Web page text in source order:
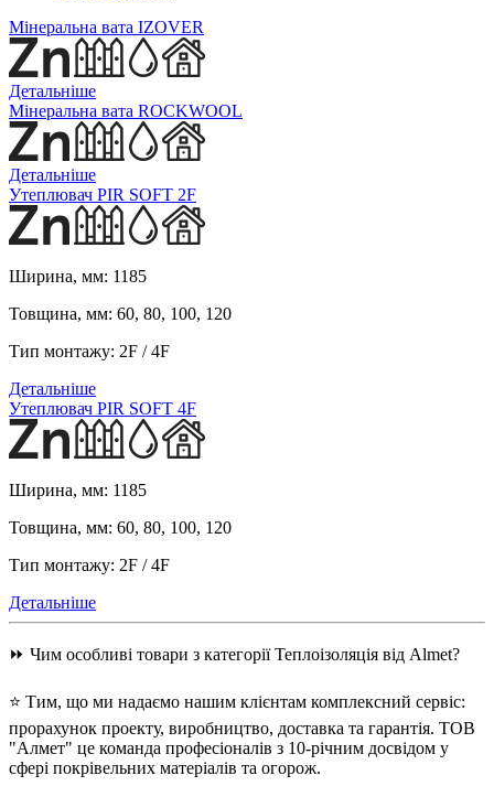
Мінеральна вата IZOVER
Детальніше
Мінеральна вата ROCKWOOL
Детальніше
Утеплювач PIR SOFT 2F
Ширина, мм: 1185
Товщина, мм: 60, 80, 100, 120
Тип монтажу: 2F / 4F
Детальніше
Утеплювач PIR SOFT 4F
Ширина, мм: 1185
Товщина, мм: 60, 80, 100, 120
Тип монтажу: 2F / 4F
Детальніше
⏩ Чим особливі товари з категорії Теплоізоляція від Almet?
⭐ Тим, що ми надаємо нашим клієнтам комплексний сервіс:
прорахунок проекту, виробництво, доставка та гарантія. ТОВ
"Алмет" це команда професіоналів з 10-річним досвідом у
сфері покрівельних матеріалів та огорож.